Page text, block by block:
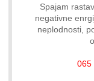
Spajam
negativne
neplodnosti,
065